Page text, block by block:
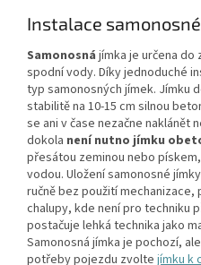
Instalace
Samonosná jímka je určena
spodní vody. Díky jednoduché
typ samonosných jímek. Jímku
stabilitě na 10-15 cm silnou
se ani v čase nezačne naklánět
dokola není nutno jímku
přesátou zeminou nebo
vodou. Uložení samonosné
ručně bez použití mechanizace,
chalupy, kde není pro techniku
postačuje lehká technika jako
Samonosná jímka je pochozí, ale
potřeby pojezdu zvolte jímku k